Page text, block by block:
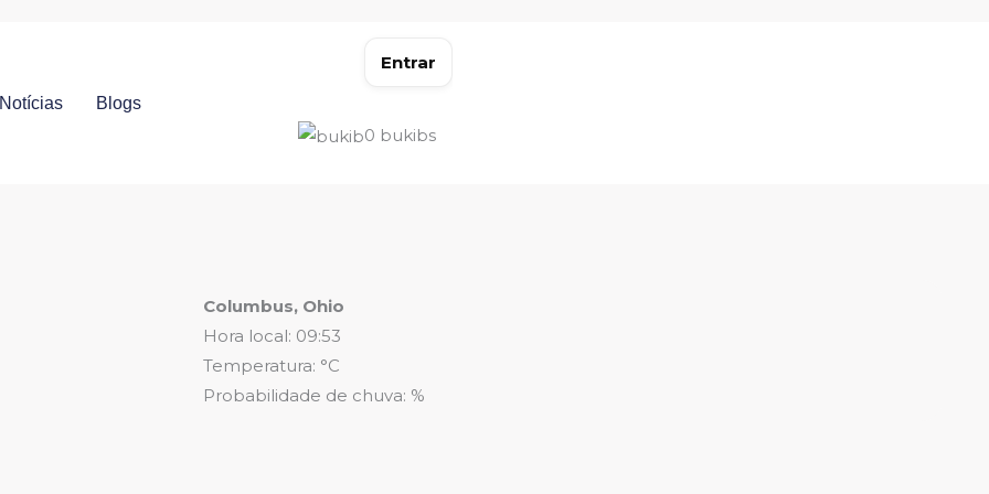
Notícias Blogs
Entrar
0 bukibs
Columbus, Ohio
Hora local: 09:53
Temperatura: °C
Probabilidade de chuva: %